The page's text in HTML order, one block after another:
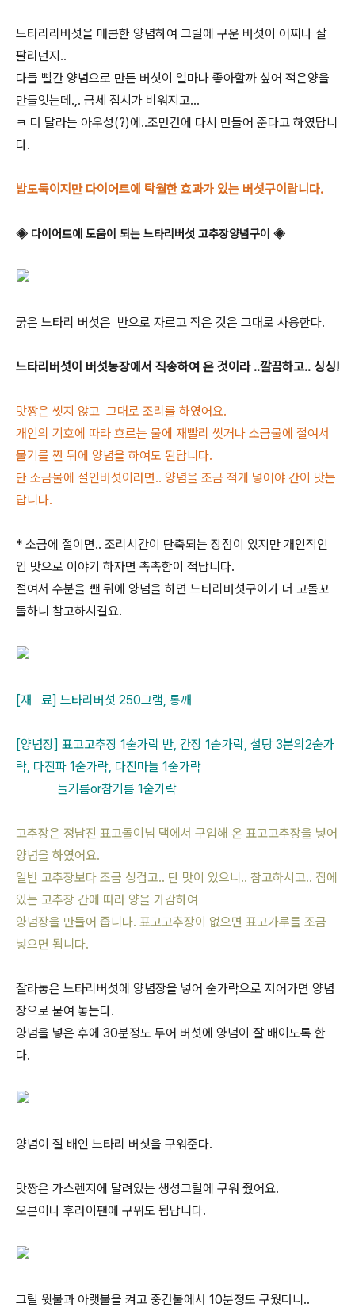
느타리리버섯을 매콤한 양념하여 그릴에 구운 버섯이 어찌나 잘
팔리던지..
다들 빨간 양념으로 만든 버섯이 얼마나 좋아할까 싶어 적은양을
만들엇는데.,. 금세 접시가 비워지고...
ㅋ 더 달라는 아우성(?)에..조만간에 다시 만들어 준다고 하였답니
다.
밥도둑이지만 다이어트에 탁월한 효과가 있는 버섯구이랍니다.
◈ 다이어트에 도움이 되는 느타리버섯 고추장양념구이 ◈
굵은 느타리 버섯은 반으로 자르고 작은 것은 그대로 사용한다.
느타리버섯이 버섯농장에서 직송하여 온 것이라 ..깔끔하고.. 싱싱!
맛짱은 씻지 않고 그대로 조리를 하였어요.
개인의 기호에 따라 흐르는 물에 재빨리 씻거나 소금물에 절여서
물기를 짠 뒤에 양념을 하여도 된답니다.
단 소금물에 절인버섯이라면.. 양념을 조금 적게 넣어야 간이 맛는
답니다.
* 소금에 절이면.. 조리시간이 단축되는 장점이 있지만 개인적인
입 맛으로 이야기 하자면 촉촉함이 적답니다.
절여서 수분을 뺀 뒤에 양념을 하면 느타리버섯구이가 더 고돌꼬
돌하니 참고하시길요.
[재 료] 느타리버섯 250그램, 통깨
[양념장] 표고고추장 1숟가락 반, 간장 1숟가락, 설탕 3분의2숟가
락, 다진파 1숟가락, 다진마늘 1숟가락
들기름or참기름 1숟가락
고추장은 정남진 표고돌이님 댁에서 구입해 온 표고고추장을 넣어
양념을 하였어요.
일반 고추장보다 조금 싱겁고.. 단 맛이 있으니.. 참고하시고.. 집에
있는 고추장 간에 따라 양을 가감하여
양념장을 만들어 줍니다. 표고고추장이 없으면 표고가루를 조금
넣으면 됩니다.
잘라놓은 느타리버섯에 양념장을 넣어 숟가락으로 저어가면 양념
장으로 묻여 놓는다.
양념을 넣은 후에 30분정도 두어 버섯에 양념이 잘 배이도록 한
다.
양념이 잘 배인 느타리 버섯을 구워준다.
맛짱은 가스렌지에 달려있는 생성그릴에 구워 줬어요.
오븐이나 후라이팬에 구워도 됩답니다.
그릴 윗불과 아랫불을 켜고 중간불에서 10분정도 구웠더니..